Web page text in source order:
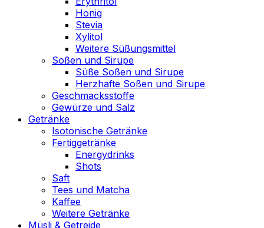
Honig
Stevia
Xylitol
Weitere Süßungsmittel
Soßen und Sirupe
Süße Soßen und Sirupe
Herzhafte Soßen und Sirupe
Geschmacksstoffe
Gewürze und Salz
Getränke
Isotonische Getränke
Fertiggetränke
Energydrinks
Shots
Saft
Tees und Matcha
Kaffee
Weitere Getränke
Müsli & Getreide